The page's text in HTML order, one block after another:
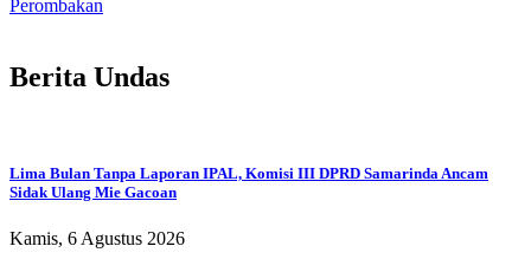
Perombakan
Berita Undas
Lima Bulan Tanpa Laporan IPAL, Komisi III DPRD Samarinda Ancam
Sidak Ulang Mie Gacoan
Kamis, 6 Agustus 2026